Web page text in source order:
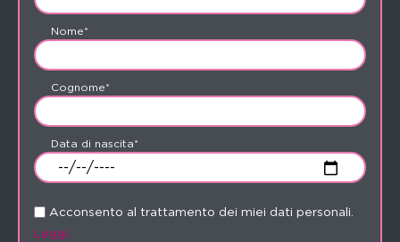
Nome*
Cognome*
Data di nascita*
Acconsento al trattamento dei miei dati personali.
Leggi